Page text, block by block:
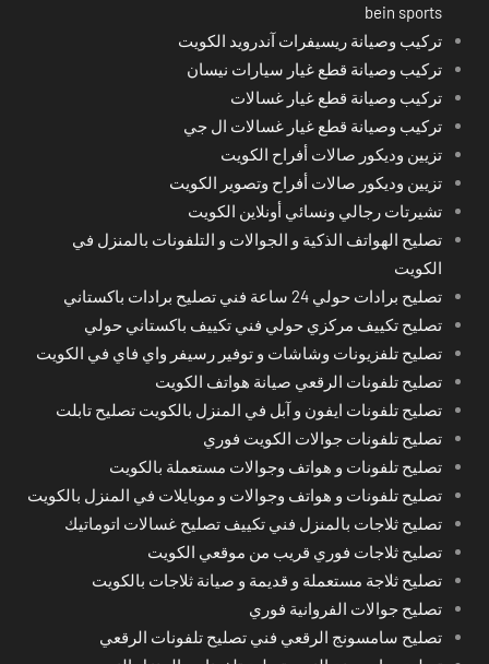
bein sports
تركيب وصيانة ريسيفرات آندرويد الكويت
تركيب وصيانة قطع غيار سيارات نيسان
تركيب وصيانة قطع غيار غسالات
تركيب وصيانة قطع غيار غسالات ال جي
تزيين وديكور صالات أفراح الكويت
تزيين وديكور صالات أفراح وتصوير الكويت
تشيرتات رجالي ونسائي أونلاين الكويت
تصليح الهواتف الذكية و الجوالات و التلفونات بالمنزل في
الكويت
تصليح برادات حولي 24 ساعة فني تصليح برادات باكستاني
تصليح تكييف مركزي حولي فني تكييف باكستاني حولي
تصليح تلفزيونات وشاشات و توفير رسيفر واي فاي في الكويت
تصليح تلفونات الرقعي صيانة هواتف الكويت
تصليح تلفونات ايفون و آبل في المنزل بالكويت تصليح تابلت
تصليح تلفونات جوالات الكويت فوري
تصليح تلفونات و هواتف وجوالات مستعملة بالكويت
تصليح تلفونات و هواتف وجوالات و موبايلات في المنزل بالكويت
تصليح ثلاجات بالمنزل فني تكييف تصليح غسالات اتوماتيك
تصليح ثلاجات فوري قريب من موقعي الكويت
تصليح ثلاجة مستعملة و قديمة و صيانة ثلاجات بالكويت
تصليح جوالات الفروانية فوري
تصليح سامسونج الرقعي فني تصليح تلفونات الرقعي